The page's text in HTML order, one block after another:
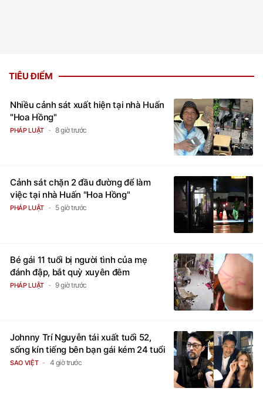
TIÊU ĐIỂM
Nhiều cảnh sát xuất hiện tại nhà Huấn
"Hoa Hồng"
PHÁP LUẬT 8 giờ trước
Cảnh sát chặn 2 đầu đường để làm
việc tại nhà Huấn "Hoa Hồng"
PHÁP LUẬT 5 giờ trước
Bé gái 11 tuổi bị người tình của mẹ
đánh đập, bắt quỳ xuyên đêm
PHÁP LUẬT 9 giờ trước
Johnny Trí Nguyễn tái xuất tuổi 52,
sống kín tiếng bên bạn gái kém 24 tuổi
SAO VIỆT 4 giờ trước